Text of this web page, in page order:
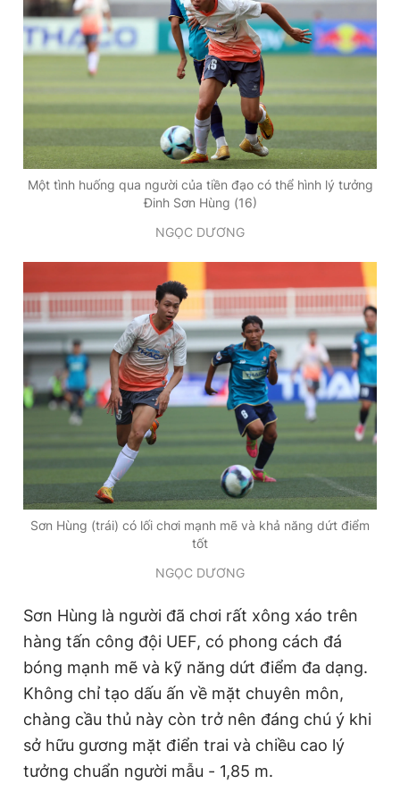
t
T
i
o
n
Một tình huống qua người của tiền đạo có thể hình lý tưởng
Đinh Sơn Hùng (16)
NGỌC DƯƠNG
Sơn Hùng (trái) có lối chơi mạnh mẽ và khả năng dứt điểm
tốt
NGỌC DƯƠNG
Sơn Hùng là người đã chơi rất xông xáo trên
hàng tấn công đội UEF, có phong cách đá
bóng mạnh mẽ và kỹ năng dứt điểm đa dạng.
Không chỉ tạo dấu ấn về mặt chuyên môn,
chàng cầu thủ này còn trở nên đáng chú ý khi
sở hữu gương mặt điển trai và chiều cao lý
tưởng chuẩn người mẫu - 1,85 m.